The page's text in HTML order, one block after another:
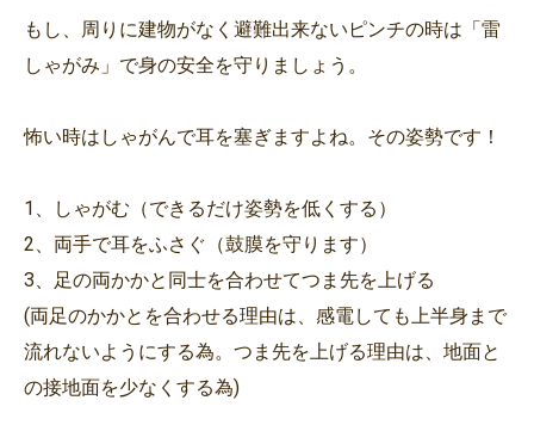
もし、周りに建物がなく避難出来ないピンチの時は「雷
しゃがみ」で身の安全を守りましょう。
怖い時はしゃがんで耳を塞ぎますよね。その姿勢です！
1、しゃがむ（できるだけ姿勢を低くする）
2、両手で耳をふさぐ（鼓膜を守ります）
3、足の両かかと同士を合わせてつま先を上げる
(両足のかかとを合わせる理由は、感電しても上半身まで
流れないようにする為。つま先を上げる理由は、地面と
の接地面を少なくする為)